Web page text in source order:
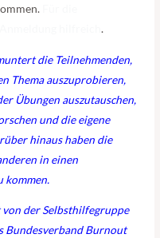
Anmeldung hilfreich.
die Teilnehmenden,
Thema auszuprobieren,
Übungen auszutauschen,
und die eigene
hinaus haben die
in einen
kommen.
der Selbsthilfegruppe
Bundesverband Burnout